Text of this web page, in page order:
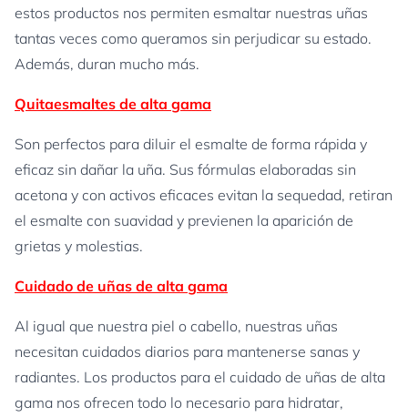
estos productos nos permiten esmaltar nuestras uñas
tantas veces como queramos sin perjudicar su estado.
Además, duran mucho más.
Quitaesmaltes de alta gama
Son perfectos para diluir el esmalte de forma rápida y
eficaz sin dañar la uña. Sus fórmulas elaboradas sin
acetona y con activos eficaces evitan la sequedad, retiran
el esmalte con suavidad y previenen la aparición de
grietas y molestias.
Cuidado de uñas de alta gama
Al igual que nuestra piel o cabello, nuestras uñas
necesitan cuidados diarios para mantenerse sanas y
radiantes. Los productos para el cuidado de uñas de alta
gama nos ofrecen todo lo necesario para hidratar,